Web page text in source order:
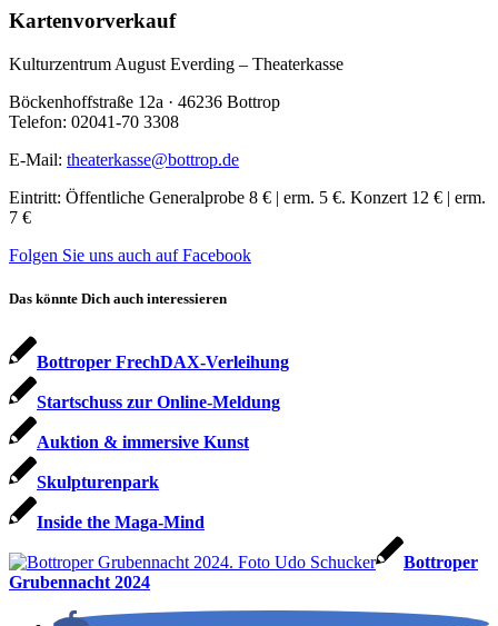
Kartenvorverkauf
Kulturzentrum August Everding – Theaterkasse
Böckenhoffstraße 12a · 46236 Bottrop
Telefon: 02041-70 3308
E-Mail: theaterkasse@bottrop.de
Eintritt: Öffentliche Generalprobe 8 € | erm. 5 €. Konzert 12 € | erm.
7 €
Folgen Sie uns auch auf Facebook
Das könnte Dich auch interessieren
Bottroper FrechDAX-Verleihung
Startschuss zur Online-Meldung
Auktion & immersive Kunst
Skulpturenpark
Inside the Maga-Mind
Bottroper
Grubennacht 2024